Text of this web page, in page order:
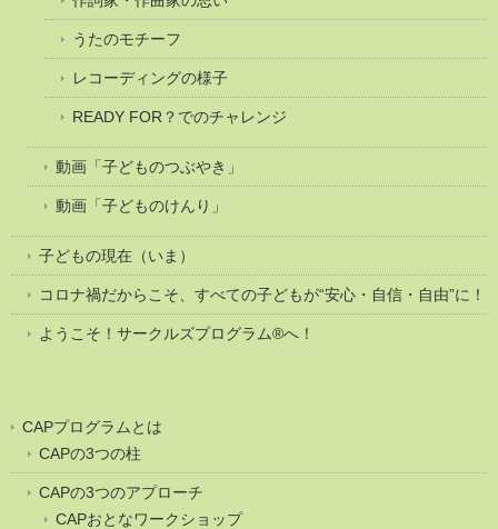
うたのモチーフ
レコーディングの様子
READY FOR？でのチャレンジ
動画「子どものつぶやき」
動画「子どものけんり」
子どもの現在（いま）
コロナ禍だからこそ、すべての子どもが“安心・自信・自由”に！
ようこそ！サークルズプログラム®へ！
CAPプログラムとは
CAPの3つの柱
CAPの3つのアプローチ
CAPおとなワークショップ